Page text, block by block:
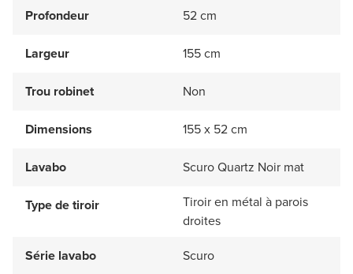
Profondeur
52 cm
Largeur 155 cm
Trou robinet Non
Dimensions 155 x 52 cm
Lavabo Scuro Quartz Noir mat
Type de tiroir
Tiroir en métal à parois
droites
Série lavabo
Scuro